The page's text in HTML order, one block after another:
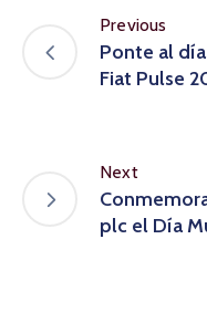
Previous
Ponte al
Fiat Pulse
Next
plc el Día